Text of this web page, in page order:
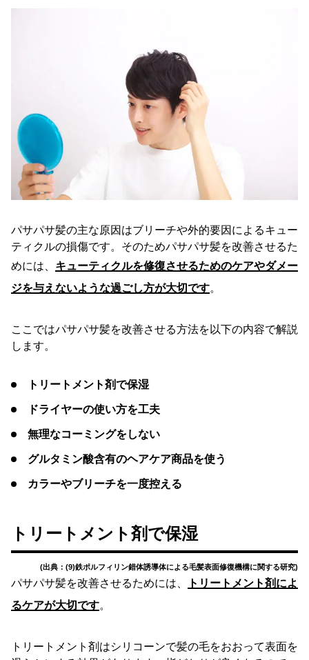
パサパサ髪の主な原因はブリーチや外的要因によるキュー
ティクルの損傷です。そのためパサパサ髪を改善させるた
めには、 キューティクルを修復させるためのケアやダメー
ジを与えないような過ごし方が大切です。
ここではパサパサ髪を改善させる方法を以下の内容で解説
します。
トリートメント剤で保湿
ドライヤーの使い方を工夫
無理なコーミングをしない
グルタミン酸含有のヘアケア商品を使う
カラーやブリーチを一度控える
トリートメント剤で保湿
(出典：(9)鉄ポルフィリン錯体誘導体による毛髪表面修復機構に関する研究)
パサパサ髪を改善させるためには、
トリートメント剤によ
るケアが大切です。
トリートメント剤はシリコーンで髪の毛をおおって表面を